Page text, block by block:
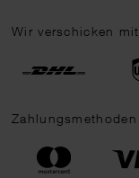
Wir verschicken mit
Zahlungsmethoden